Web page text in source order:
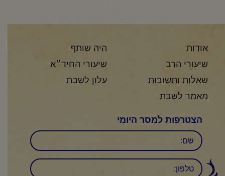
אודות
היה שותף
שיעורי הרב
שיעורי החיד״א
שאלות ותשובות
עלון לשבת
מאמר לשבת
הצטרפות למסר היומי
שם
טלפון: